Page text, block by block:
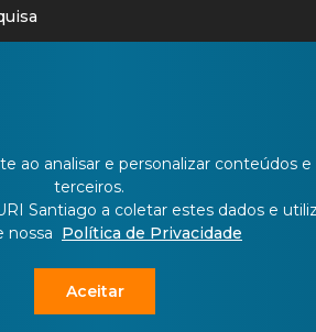
ao analisar e personalizar conteúdos
terceiros.
Santiago a coletar estes dados e
nossa Política de Privacidade
Aceitar